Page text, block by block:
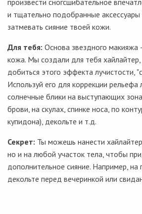
произвести сногсшибательное
и тщательно подобранные
затмевать сияние твоей кожи.
Для тебя: Основа звездного макияжа
кожа. Мы создали для тебя
добиться этого эффекта лучистости,
Используй его для коррекции рельефа
солнечные блики на выступающих
брови, на скулах, спинке носа, по
купидона), декольте и т.д.
Секрет: Ты можешь нанести
но и на любой участок тела, чтобы
дополнительное сияние. Например, на
декольте перед вечеринкой или